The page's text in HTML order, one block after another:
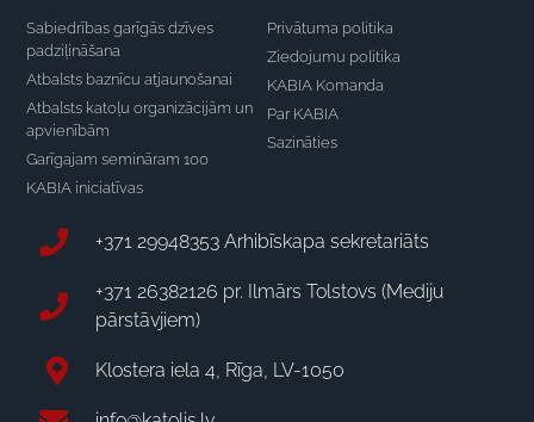
Sabiedrības garīgās dzīves
padziļināšana
Atbalsts baznīcu atjaunošanai
Atbalsts katoļu organizācijām un
apvienībām
Garīgajam semināram 100
KABIA iniciatīvas
Privātuma politika
Ziedojumu politika
KABIA Komanda
Par KABIA
Sazināties
+371 29948353 Arhibīskapa sekretariāts
+371 26382126 pr. Ilmārs Tolstovs (Mediju
pārstāvjiem)
Klostera iela 4, Rīga, LV-1050